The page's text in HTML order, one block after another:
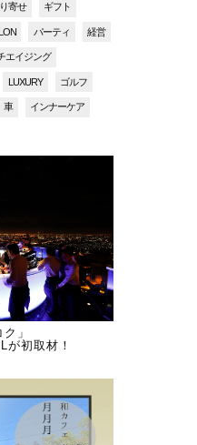
寄せ ギフト
パーティ 経営
エイジング
LUXURY ゴルフ
車 インナーケア
」
が初取材！